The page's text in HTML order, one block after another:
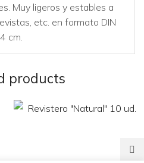
Muy ligeros y estables a
etc. en formato DIN
cm.
products